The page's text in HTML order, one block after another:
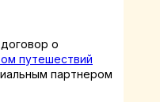
о
путешествий
партнером